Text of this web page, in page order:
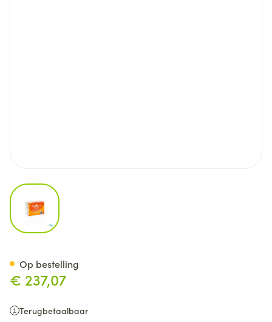
View larger image
€ 237,07
Terugbetaalbaar
Op bestelling